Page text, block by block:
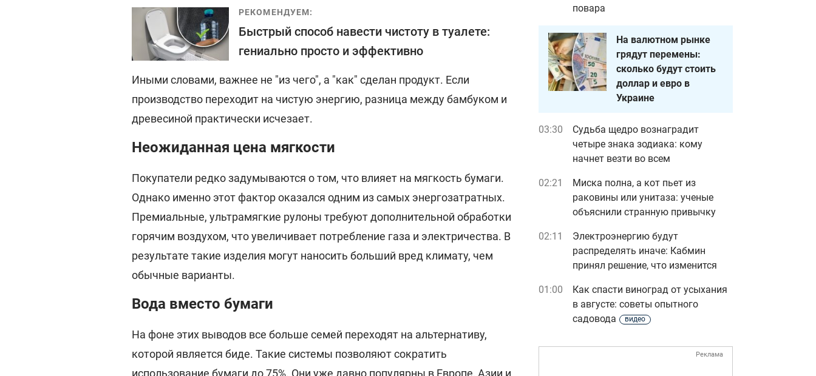
РЕКОМЕНДУЕМ:
Быстрый способ навести чистоту в туалете:
гениально просто и эффективно
Иными словами, важнее не "из чего", а "как" сделан продукт. Если
производство переходит на чистую энергию, разница между бамбуком и
древесиной практически исчезает.
Неожиданная цена мягкости
Покупатели редко задумываются о том, что влияет на мягкость бумаги.
Однако именно этот фактор оказался одним из самых энергозатратных.
Премиальные, ультрамягкие рулоны требуют дополнительной обработки
горячим воздухом, что увеличивает потребление газа и электричества. В
результате такие изделия могут наносить больший вред климату, чем
обычные варианты.
Вода вместо бумаги
На фоне этих выводов все больше семей переходят на альтернативу,
которой является биде. Такие системы позволяют сократить
использование бумаги до 75%. Они уже давно популярны в Европе, Азии и
повара
На валютном рынке
грядут перемены:
сколько будут стоить
доллар и евро в
Украине
03:30
Судьба щедро вознаградит
четыре знака зодиака: кому
начнет везти во всем
02:21
Миска полна, а кот пьет из
раковины или унитаза: ученые
объяснили странную привычку
02:11
Электроэнергию будут
распределять иначе: Кабмин
принял решение, что изменится
01:00
Как спасти виноград от усыхания
в августе: советы опытного
садовода
видео
Реклама